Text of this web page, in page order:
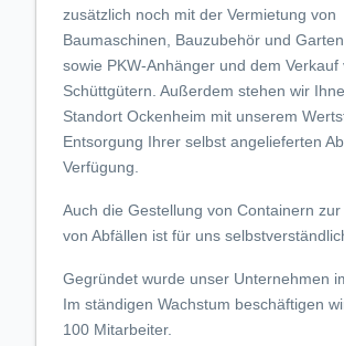
zusätzlich noch mit der Vermietung von
Baumaschinen, Bauzubehör und
sowie PKW-Anhänger und dem Verkauf
Schüttgütern. Außerdem stehen wir
Standort Ockenheim mit unserem
Entsorgung Ihrer selbst angelieferten
Verfügung.
Auch die Gestellung von Containern
von Abfällen ist für uns
Gegründet wurde unser Unternehmen
Im ständigen Wachstum beschäftigen
100 Mitarbeiter.